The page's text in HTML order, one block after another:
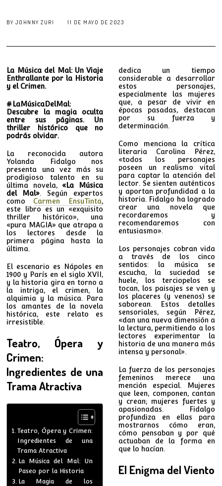
BY JOHNNY ZURI 11 DE MAYO DE 2023
La Música del Mal: Un Viaje
Enthrallante por la Historia
y el Crimen.
#LaMúsicaDelMal:
Descubre la magia oculta
entre sus páginas. Un
thriller histórico que no
podrás olvidar.
La reconocida autora
Yolanda Fidalgo nos
presenta una vez más su
prodigioso talento en su
última novela, «La Música
del Mal». Según expertos
como Carmen EnsuTinta,
este libro es un «exquisito
thriller histórico», una
«pura MAGIA» que atrapa a
los lectores desde la
primera página hasta la
última.
El escenario es Nápoles en
1900 y París en el siglo XVII,
y la historia gira en torno a
la intriga, el crimen, la
alquimia y la música. Para
los amantes de la novela
histórica, este relato es
irresistible.
Teatro, Ópera y
Crimen:
Ingredientes de una
Trama Atractiva
Teatro, Ópera y Crimen:
Ingredientes de una
Trama Atractiva
La Música del Mal: Un
Paseo por la Historia
La Magia de los
dedica un tiempo
considerable a desarrollar
estos personajes,
especialmente las mujeres
que, a pesar de vivir en
épocas pasadas, destacan
por su fuerza y
determinación.
Como menciona la crítica
literaria Carolina Pérez,
«todos los personajes
poseen un realismo vital
para captar la atención del
lector. Se sienten auténticos
y aportan profundidad a la
historia. Fidalgo ha logrado
crear una novela que
recordaremos y
recomendaremos con
entusiasmo».
Los personajes cobran vida
a través de los cinco
sentidos: la música se
escucha, la suciedad se
huele, los terciopelos se
tocan, los paisajes se ven y
los placeres (y venenos) se
saborean. Estos detalles
sensoriales, según Pérez,
«dan una nueva dimensión a
la lectura, permitiendo a los
lectores experimentar la
historia de una manera más
intensa y personal».
La fuerza de los personajes
femeninos merece una
mención especial. Mujeres
que leen, componen, cantan
y crean; mujeres fuertes y
apasionadas. Fidalgo
profundiza en ellas para
mostrarnos cómo eran,
cómo pensaban y por qué
actuaban de la forma en
que lo hacían.
El Enigma del Viento